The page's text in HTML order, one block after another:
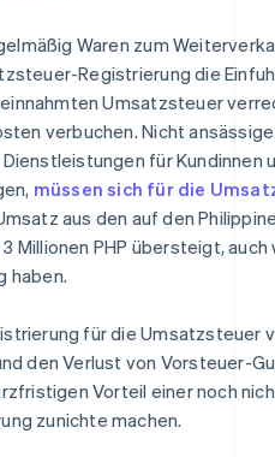
Waren zum
Registrierung die
Umsatzsteuer
verbuchen. Nicht ansässige
für Kundinnen
müssen sich für die
aus den auf den
Millionen PHP übersteigt, auch
haben.
für die Umsatzsteuer
den Verlust von Vorsteuer-
Vorteil einer noch
zunichte machen.